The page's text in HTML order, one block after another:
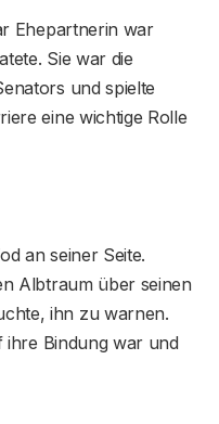
Ehepartnerin war
Sie war die
und spielte
eine wichtige Rolle
an seiner Seite.
Albtraum über seinen
ihn zu warnen.
ihre Bindung war und